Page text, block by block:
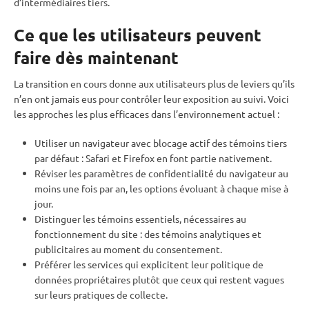
Ce que les utilisateurs peuvent
faire dès maintenant
La transition en cours donne aux utilisateurs plus de leviers qu’ils
n’en ont jamais eus pour contrôler leur exposition au suivi. Voici
les approches les plus efficaces dans l’environnement actuel :
Utiliser un navigateur avec blocage actif des témoins tiers
par défaut : Safari et Firefox en font partie nativement.
Réviser les paramètres de confidentialité du navigateur au
moins une fois par an, les options évoluant à chaque mise à
jour.
Distinguer les témoins essentiels, nécessaires au
fonctionnement du site : des témoins analytiques et
publicitaires au moment du consentement.
Préférer les services qui explicitent leur politique de
données propriétaires plutôt que ceux qui restent vagues
sur leurs pratiques de collecte.